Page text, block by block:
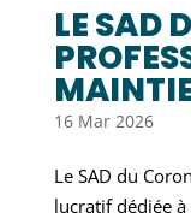
LE SAD
16 Mar 2026
Le SAD du
lucratif dédiée à